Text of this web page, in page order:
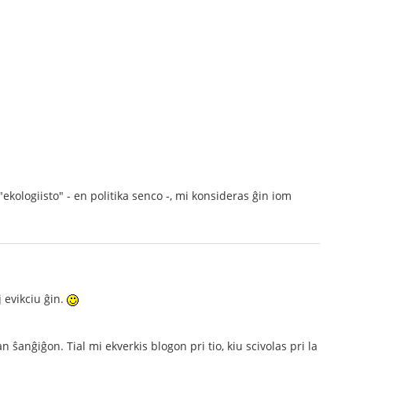
- en politika senco -, mi konsideras ĝin iom
ĝin.
ŝanĝiĝon. Tial mi ekverkis blogon pri tio, kiu scivolas pri la